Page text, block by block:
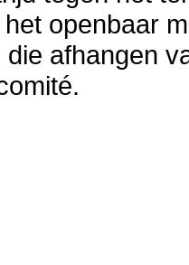
openbaar
afhangen